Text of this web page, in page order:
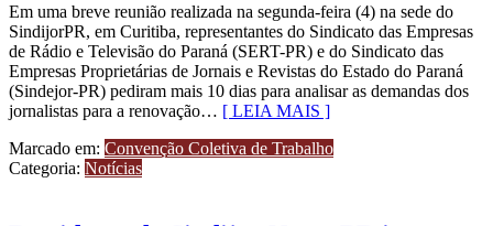
Em uma breve reunião realizada na segunda-feira (4) na sede do
SindijorPR, em Curitiba, representantes do Sindicato das Empresas
de Rádio e Televisão do Paraná (SERT-PR) e do Sindicato das
Empresas Proprietárias de Jornais e Revistas do Estado do Paraná
(Sindejor-PR) pediram mais 10 dias para analisar as demandas dos
jornalistas para a renovação… [ LEIA MAIS ]
Marcado em: Convenção Coletiva de Trabalho
Categoria: Notícias